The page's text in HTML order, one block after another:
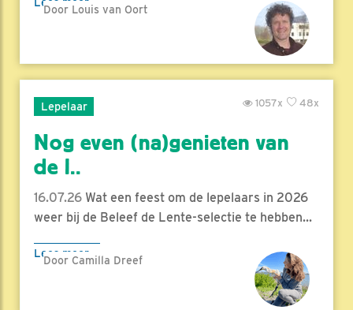
Door Louis van Oort
Lepelaar 48x
1057x
Nog even (na)genieten van
de l..
16.07.26 Wat een feest om de lepelaars in 2026
weer bij de Beleef de Lente-selectie te hebben...
Lees meer
Door Camilla Dreef